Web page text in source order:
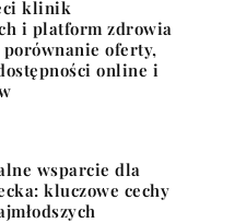
klinik
i platform zdrowia
oferty,
online i
wsparcie dla
kluczowe cechy